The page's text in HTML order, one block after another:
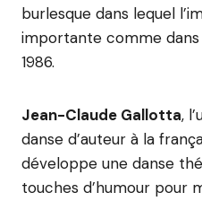
burlesque dans lequel
importante comme
1986.
Jean-Claude Gallotta,
danse d’auteur à la
développe une danse
touches d’humour pour